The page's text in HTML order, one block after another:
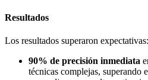
Resultados
Los resultados superaron expectativas:
90% de precisión inmediata
técnicas complejas, superando